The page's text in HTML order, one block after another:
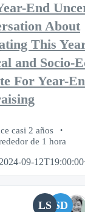
End
About
This
and Socio-
For Year-
casi 2 años
de 1 hora
2024-09-
LS SD